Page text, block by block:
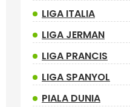
LIGA ITALIA
LIGA JERMAN
LIGA PRANCIS
LIGA SPANYOL
PIALA DUNIA